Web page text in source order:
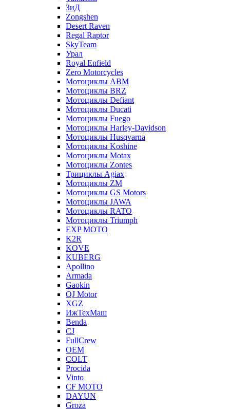
ЗиД
Zongshen
Desert Raven
Regal Raptor
SkyTeam
Урал
Royal Enfield
Zero Motorcycles
Мотоциклы ABM
Мотоциклы BRZ
Мотоциклы Defiant
Мотоциклы Ducati
Мотоциклы Fuego
Мотоциклы Harley-Davidson
Мотоциклы Husqvarna
Мотоциклы Koshine
Мотоциклы Motax
Мотоциклы Zontes
Трициклы Agiax
Мотоциклы ZM
Мотоциклы GS Motors
Мотоциклы JAWA
Мотоциклы RATO
Мотоциклы Triumph
EXP MOTO
K2R
KOVE
KUBERG
Apollino
Armada
Gaokin
QJ Motor
XGZ
ИжТехМаш
Benda
CJ
FullCrew
OEM
COLT
Procida
Vinto
CF MOTO
DAYUN
Groza